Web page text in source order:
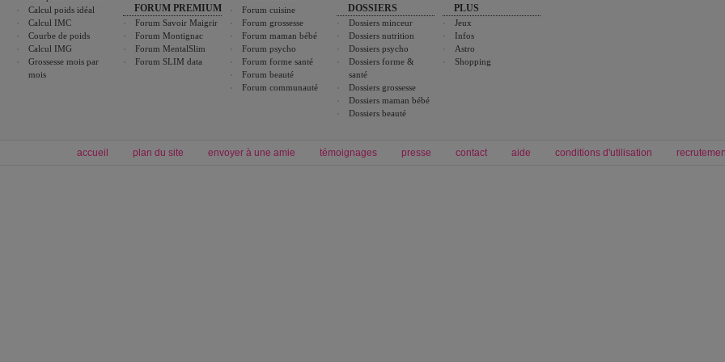
Calcul poids idéal
Calcul IMC
Courbe de poids
Calcul IMG
Grossesse mois par
mois
FORUM PREMIUM
Forum Savoir Maigrir
Forum Montignac
Forum MentalSlim
Forum SLIM data
Forum cuisine
Forum grossesse
Forum maman bébé
Forum psycho
Forum forme santé
Forum beauté
Forum communauté
DOSSIERS
Dossiers minceur
Dossiers nutrition
Dossiers psycho
Dossiers forme &
santé
Dossiers grossesse
Dossiers maman bébé
Dossiers beauté
PLUS
Jeux
Infos
Astro
Shopping
accueil plan du site envoyer à une amie témoignages presse contact aide conditions d'utilisation